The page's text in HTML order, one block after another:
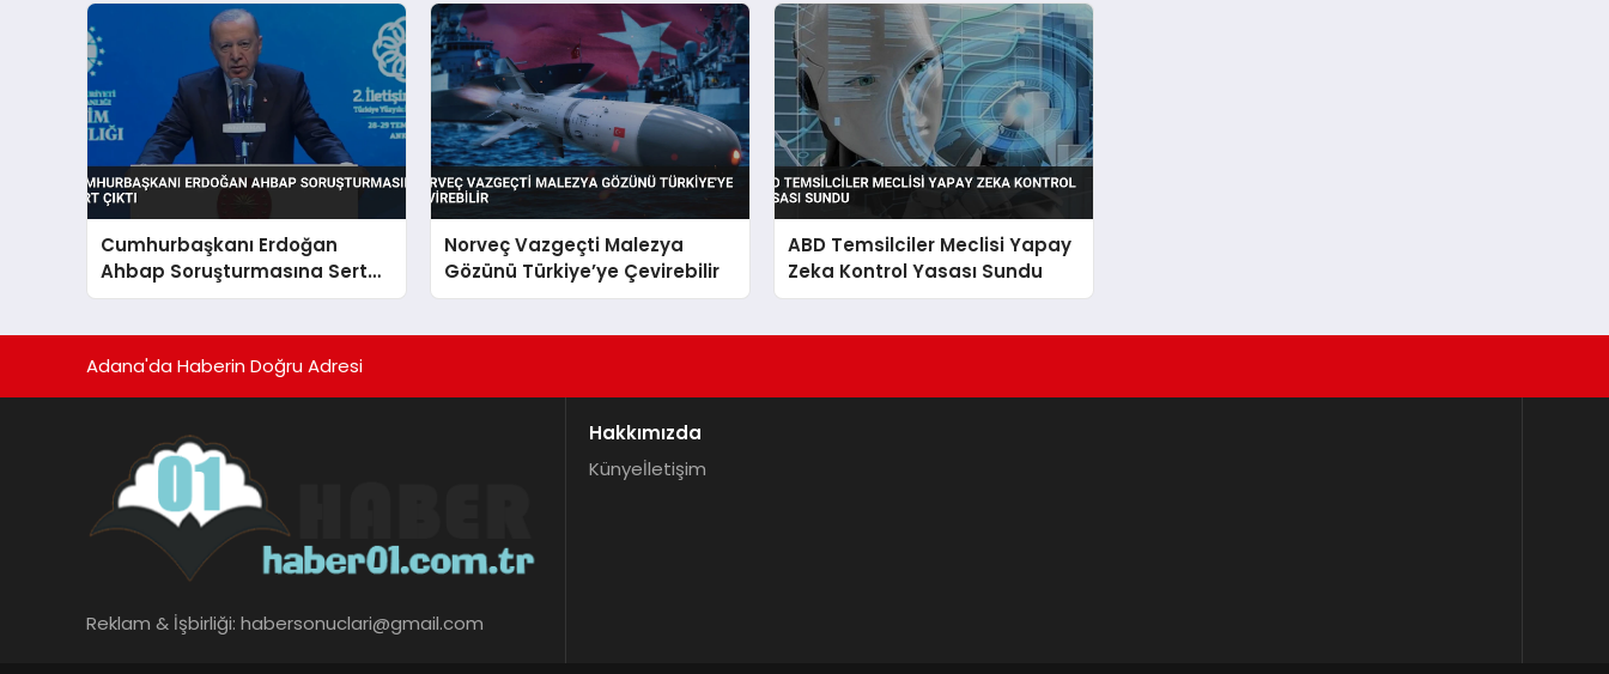
Cumhurbaşkanı Erdoğan
Ahbap Soruşturmasına Sert
Çıktı
Norveç Vazgeçti Malezya
Gözünü Türkiye’ye Çevirebilir
ABD Temsilciler Meclisi Yapay
Zeka Kontrol Yasası Sundu
Adana'da Haberin Doğru Adresi
Reklam & İşbirliği: habersonuclari@gmail.com
Hakkımızda
Künyeİletişim